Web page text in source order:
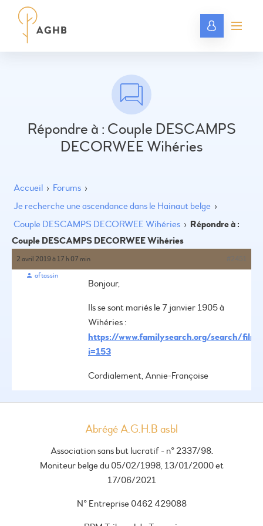
Répondre à : Couple DESCAMPS
DECORWEE Wihéries
Accueil › Forums ›
Je recherche une ascendance dans le Hainaut belge ›
Couple DESCAMPS DECORWEE Wihéries › Répondre à :
Couple DESCAMPS DECORWEE Wihéries
2 avril 2019 à 17 h 07 min
aftassin
Bonjour,
Ils se sont mariés le 7 janvier 1905 à
Wihéries :
https://www.familysearch.org/search/
i=153
Cordialement,Annie-Françoise
Abrégé A.G.H.B asbl
Association sans but lucratif - n° 2337/98.
Moniteur belge du 05/02/1998, 13/01/2000 et
17/06/2021
N° Entreprise 0462 429088